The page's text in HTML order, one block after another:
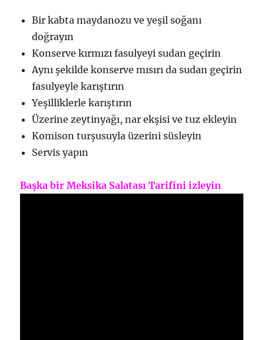
Bir kabta maydanozu ve yeşil soğanı
doğrayın
Konserve kırmızı fasulyeyi sudan geçirin
Aynı şekilde konserve mısırı da sudan geçirin
fasulyeyle karıştırın
Yeşilliklerle karıştırın
Üzerine zeytinyağı, nar ekşisi ve tuz ekleyin
Komison turşusuyla üzerini süsleyin
Servis yapın
Başka bir Meksika Salatası Tarifini izleyin